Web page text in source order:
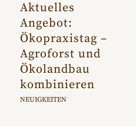
Aktuelles
Angebot:
Ökopraxistag –
Agroforst und
Ökolandbau
kombinieren
NEUIGKEITEN